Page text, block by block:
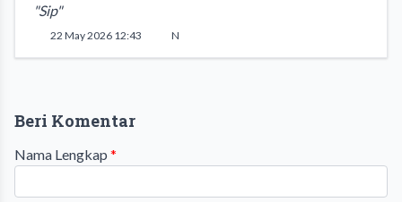
"Sip"
22 May 2026 12:43 N
Beri Komentar
Nama Lengkap *